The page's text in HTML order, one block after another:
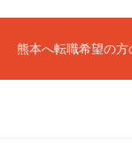
熊本へ転職希望の方